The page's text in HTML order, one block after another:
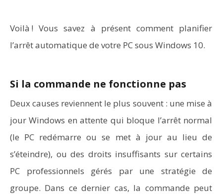
Voilà ! Vous savez à présent comment planifier
l’arrêt automatique de votre PC sous Windows 10.
Si la commande ne fonctionne pas
Deux causes reviennent le plus souvent : une mise à
jour Windows en attente qui bloque l’arrêt normal
(le PC redémarre ou se met à jour au lieu de
s’éteindre), ou des droits insuffisants sur certains
PC professionnels gérés par une stratégie de
groupe. Dans ce dernier cas, la commande peut